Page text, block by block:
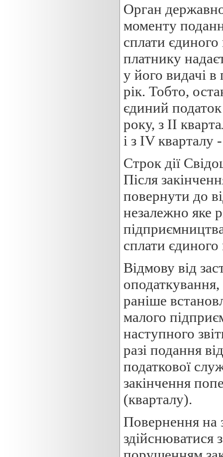
Орган
моменту
сплати єдиного
платнику
у його видачі
рік. Тобто,
єдиний
року, з ІІ
і з ІV кварталу
Строк дії
Після
повернути до
незалежно яке
сплати
Відмову від
оподаткування,
раніше
малого
наступного
разі подання
податкової
закінчення
(кварталу).
Повернення на
здійснюватися